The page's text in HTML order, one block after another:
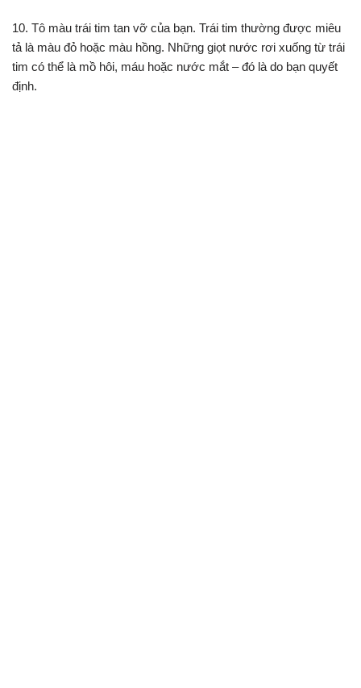
10. Tô màu trái tim tan vỡ của bạn. Trái tim thường được miêu
tả là màu đỏ hoặc màu hồng. Những giọt nước rơi xuống từ trái
tim có thể là mồ hôi, máu hoặc nước mắt – đó là do bạn quyết
định.